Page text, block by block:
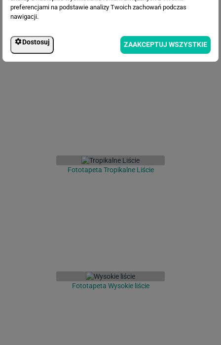
Fototapeta Magnolie
Fototapeta Tropikalne Liście
Fototapeta Wysokie liście
preferencjami na podstawie analizy Twoich zachowań podczas
nawigacji.
Dostosuj ZAAKCEPTUJ WSZYSTKIE